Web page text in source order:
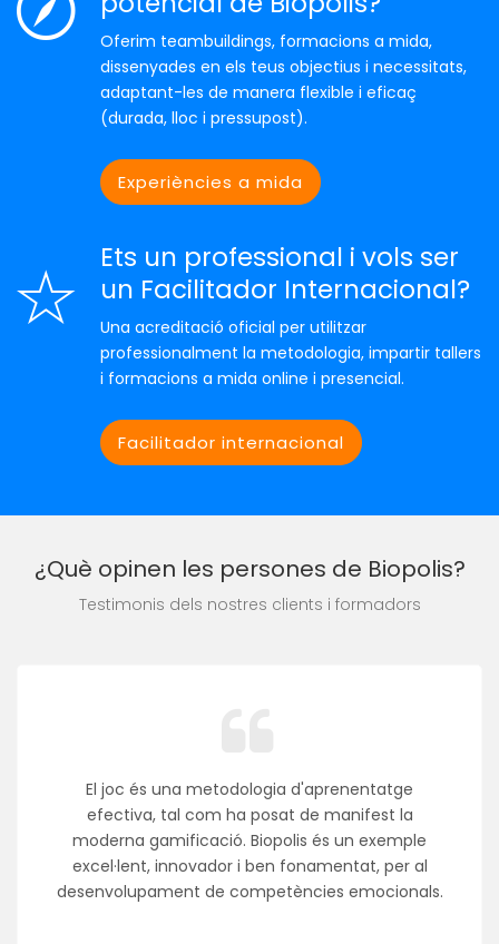
Oferim teambuildings, formacions a mida,
dissenyades en els teus objectius i necessitats,
adaptant-les de manera flexible i eficaç
(durada, lloc i pressupost).
Experiències a mida
Ets un professional i vols ser
un Facilitador Internacional?
Una acreditació oficial per utilitzar
professionalment la metodologia, impartir tallers
i formacions a mida online i presencial.
Facilitador internacional
¿Què opinen les persones de Biopolis?
Testimonis dels nostres clients i formadors
El joc és una metodologia d'aprenentatge
efectiva, tal com ha posat de manifest la
moderna gamificació. Biopolis és un exemple
excel·lent, innovador i ben fonamentat, per al
desenvolupament de competències emocionals.